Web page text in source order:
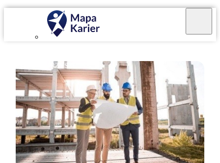
ZAWÓD PRZYSZŁOŚCI